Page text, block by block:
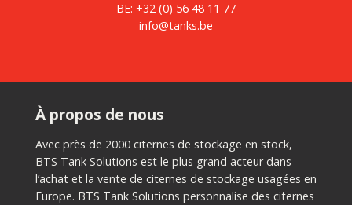
BE: +32 (0) 56 48 11 77
info@tanks.be
À propos de nous
Avec près de 2000 citernes de stockage en stock,
BTS Tank Solutions est le plus grand acteur dans
l’achat et la vente de citernes de stockage usagées en
Europe. BTS Tank Solutions personnalise des citernes